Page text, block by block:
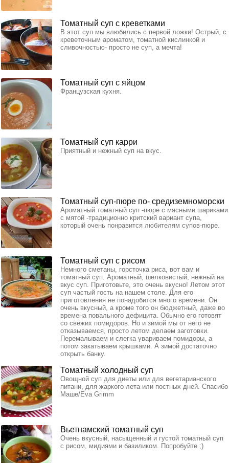
Томатный суп с креветками
В этот суп мы влюбились с первой ложки! Острый, с
креветочным ароматом, томатной кислинкой и
сливочностью- просто не суп, а мечта!
Томатный суп с яйцом
Французская кухня.
Томатный суп карри
Приятный и нежный суп на вкус.
Томатный суп-пюре по- средиземноморски
Ароматный томатный суп -пюре с мясными шариками
с мятой -традиционно критский вариант супа,
который очень понравится любителям супов-пюре.
Томатный суп с рисом
Немного сметаны, горсточка риса, вот вам и
томатный суп. Ароматный, шелковистый, нежный на
вкус суп. Приготовьте, это очень вкусно! Летом этот
суп частый гость на нашем столе. Для его
приготовления не понадобится много времени. Он
очень вкусный, а кроме того он бюджетный, даже во
времена повального дефицита. Обычно его готовят
со свежих помидоров. Но и зимой мы от него не
отказываемся, просто летом делаем заготовки.
Перемалываем и слегка увариваем помидоры, а
потом закатываем крышками. А зимой достаточно
открыть банку.
Томатный холодный суп
Овощной суп для диеты или для вегетарианского
питани, для жаркого лета или постных дней. Спасибо
Маше/Eva Grimm
Вьетнамский томатный суп
Очень вкусный, насыщенный и густой томатный суп
с рисом, мидиями и базиликом. Попробуйте ;)